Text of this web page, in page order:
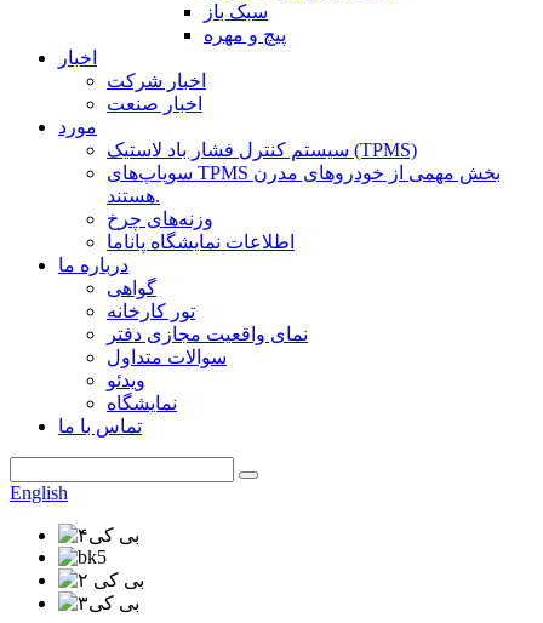
سبک باز
پیچ و مهره
اخبار
اخبار شرکت
اخبار صنعت
مورد
سیستم کنترل فشار باد لاستیک (TPMS)
سوپاپ‌های TPMS بخش مهمی از خودروهای مدرن
هستند.
وزنه‌های چرخ
اطلاعات نمایشگاه پاناما
درباره ما
گواهی
تور کارخانه
نمای واقعیت مجازی دفتر
سوالات متداول
ویدئو
نمایشگاه
تماس با ما
English